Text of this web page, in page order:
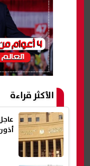
الأكثر قراءة
أذون